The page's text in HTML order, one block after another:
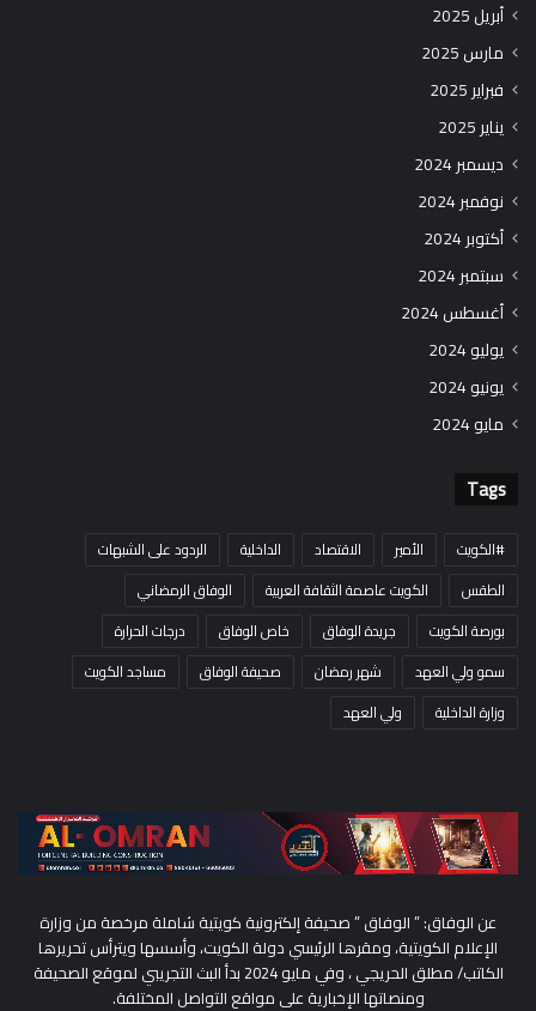
أبريل 2025
مارس 2025
فبراير 2025
يناير 2025
ديسمبر 2024
نوفمبر 2024
أكتوبر 2024
سبتمبر 2024
أغسطس 2024
يوليو 2024
يونيو 2024
مايو 2024
Tags
#الكويت الأمير الاقتصاد الداخلية
الردود على الشبهات
الطقس
الكويت عاصمة الثقافة العربية
الوفاق الرمضاني
بورصة الكويت
جريدة الوفاق خاص الوفاق
درجات الحرارة
سمو ولي العهد
شهر رمضان صحيفة الوفاق
مساجد الكويت
وزارة الداخلية
ولي العهد
عن الوفاق: ” الوفاق ” صحيفة إلكترونية كويتية شاملة مرخصة من وزارة
الإعلام الكويتية، ومقرها الرئيسي دولة الكويت، وأسسها ويترأس تحريرها
الكاتب/ مطلق الحريجي ، وفي مايو 2024 بدأ البث التجريبي لموقع الصحيفة
ومنصاتها الإخبارية على مواقع التواصل المختلفة.